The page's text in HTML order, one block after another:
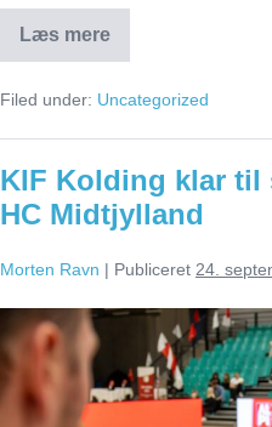
Læs mere
KIF
Kolding
se
slået
Herning
Filed under: Uncategorized
KIF Kolding klar til
HC Midtjylland
Morten Ravn | Publiceret 24.
KIF
Kolding
klar